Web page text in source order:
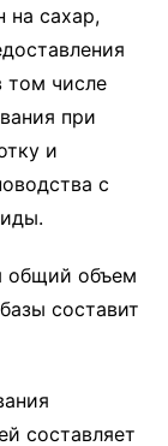
на сахар,
том числе
при
и
с
общий объем
составит
составляет